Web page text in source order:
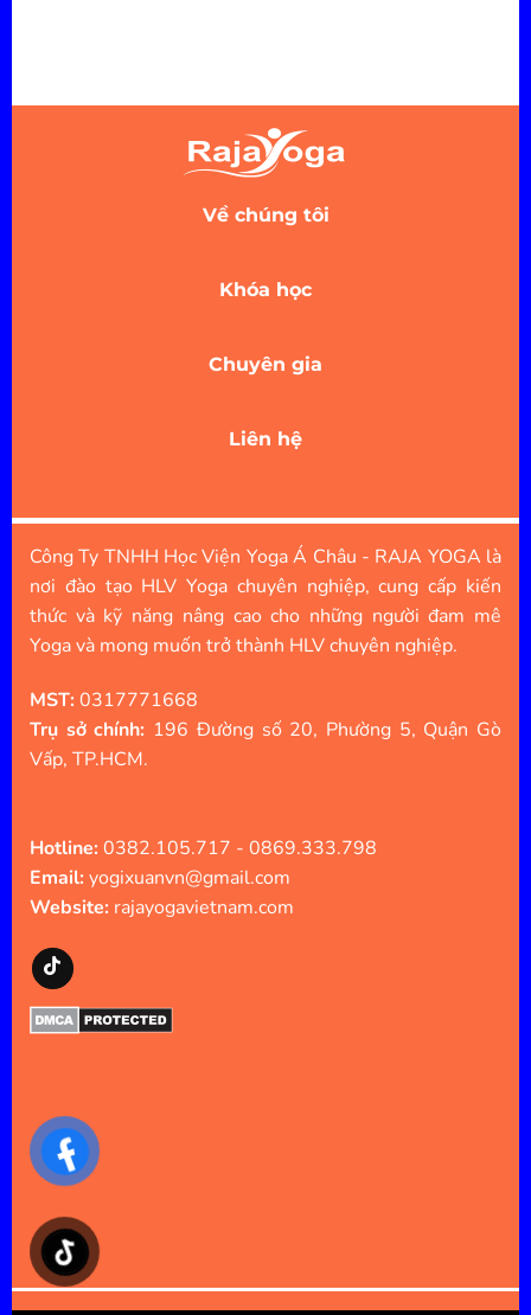
Về chúng tôi
Khóa học
Chuyên gia
Liên hệ
Công Ty TNHH Học Viện Yoga Á Châu - RAJA YOGA là
nơi đào tạo HLV Yoga chuyên nghiệp, cung cấp kiến
thức và kỹ năng nâng cao cho những người đam mê
Yoga và mong muốn trở thành HLV chuyên nghiệp.
MST:0317771668
Trụ sở chính: 196 Đường số 20, Phường 5, Quận Gò
Vấp, TP.HCM.
Hotline:0382.105.717 - 0869.333.798
Email:yogixuanvn@gmail.com
Website: rajayogavietnam.com